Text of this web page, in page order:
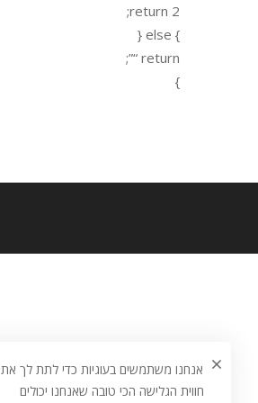
return 2;
} else {
return “”;
}
אנחנו משתמשים בעוגיות כדי לתת לך את
חווית הגלישה הכי טובה שאנחנו יכולים